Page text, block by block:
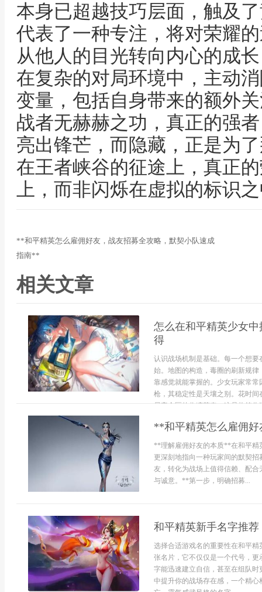
本身已超越技巧层面，触及
代表了一种专注，将对荣耀
从他人的目光转向内心的成
在复杂的对局环境中，主动
变量，包括自身带来的额外
战者无赫赫之功，真正的强
亮出锋芒，而隐藏，正是为
在王者峡谷的征途上，真正
上，而非闪烁在虚拟的标识
**和平精英怎么雇佣好友，战友招募全攻略，默契小队速成
指南**
相关文章
怎么在和平精英少女
得
认识战场机制是基础。每一个想
始。地图的构造，毒圈的刷新规
靠感觉就能掌握的。少女玩家常
枪，其稳定性是天壤之别。花时
局安全区的收缩节奏，这是构筑
**和平精英怎么雇佣
**理解雇佣好友的本质**在和平精
更深刻地指向一种玩家间的默契
友，转化为战场上值得信赖、配
与诚意。**第一步，明确招募...
和平精英新手名字推
选择合适游戏名的重要性在和平
张名片，它不仅仅是一个代号，
字能迅速建立自信，甚至在组队
中提升你的战场存在感，一个精